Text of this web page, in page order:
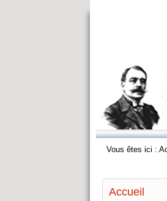
Vous êtes ici :
Accueil